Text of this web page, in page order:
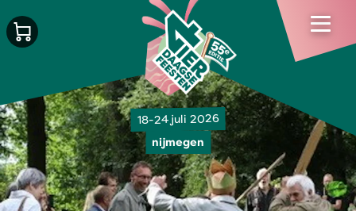
18-24 juli 2026
nijmegen